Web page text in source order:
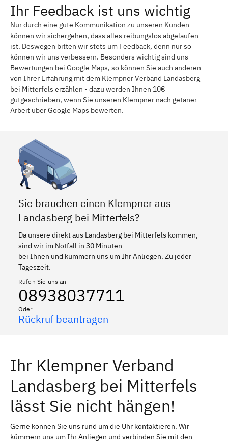
Ihr Feedback ist uns wichtig
Nur durch eine gute Kommunikation zu unseren Kunden
können wir sichergehen, dass alles reibungslos abgelaufen
ist. Deswegen bitten wir stets um Feedback, denn nur so
können wir uns verbessern. Besonders wichtig sind uns
Bewertungen bei Google Maps, so können Sie auch anderen
von Ihrer Erfahrung mit dem Klempner Verband Landasberg
bei Mitterfels erzählen - dazu werden Ihnen 10€
gutgeschrieben, wenn Sie unseren Klempner nach getaner
Arbeit über Google Maps bewerten.
Sie brauchen einen Klempner aus
Landasberg bei Mitterfels?
Da unsere direkt aus Landasberg bei Mitterfels kommen,
sind wir im Notfall in 30 Minuten
bei Ihnen und kümmern uns um Ihr Anliegen. Zu jeder
Tageszeit.
Rufen Sie uns an
08938037711
Oder
Rückruf beantragen
Ihr Klempner Verband
Landasberg bei Mitterfels
lässt Sie nicht hängen!
Gerne können Sie uns rund um die Uhr kontaktieren. Wir
kümmern uns um Ihr Anliegen und verbinden Sie mit den